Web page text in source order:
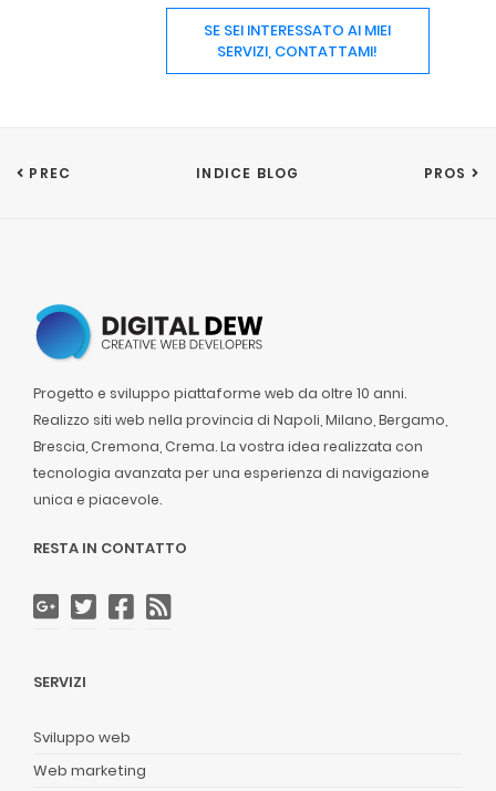
SE SEI INTERESSATO AI MIEI
SERVIZI, CONTATTAMI!
PREC INDICE BLOG PROS
Progetto e sviluppo piattaforme web da oltre 10 anni.
Realizzo siti web nella provincia di Napoli, Milano, Bergamo,
Brescia, Cremona, Crema. La vostra idea realizzata con
tecnologia avanzata per una esperienza di navigazione
unica e piacevole.
RESTA IN CONTATTO
SERVIZI
Sviluppo web
Web marketing